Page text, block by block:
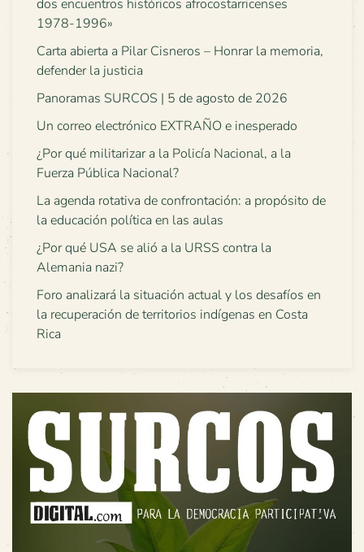
dos encuentros históricos afrocostarricenses
1978-1996»
Carta abierta a Pilar Cisneros – Honrar la memoria,
defender la justicia
Panoramas SURCOS | 5 de agosto de 2026
Un correo electrónico EXTRAÑO e inesperado
¿Por qué militarizar a la Policía Nacional, a la
Fuerza Pública Nacional?
La agenda rotativa de confrontación: a propósito de
la educación política en las aulas
¿Por qué USA se alió a la URSS contra la
Alemania nazi?
Foro analizará la situación actual y los desafíos en
la recuperación de territorios indígenas en Costa
Rica